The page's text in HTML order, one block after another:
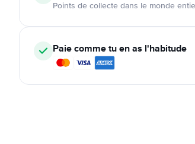
Points de collecte dans le monde
Paie comme tu en as l'habitude